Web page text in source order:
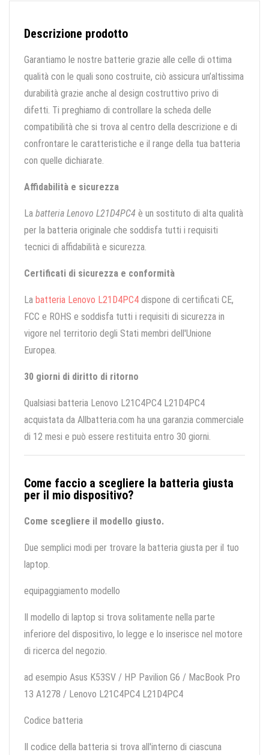
Descrizione prodotto
Garantiamo le nostre batterie grazie alle celle di ottima
qualità con le quali sono costruite, ciò assicura un’altissima
durabilità grazie anche al design costruttivo privo di
difetti. Ti preghiamo di controllare la scheda delle
compatibilità che si trova al centro della descrizione e di
confrontare le caratteristiche e il range della tua batteria
con quelle dichiarate.
Affidabilità e sicurezza
La batteria Lenovo L21D4PC4 è un sostituto di alta qualità
per la batteria originale che soddisfa tutti i requisiti
tecnici di affidabilità e sicurezza.
Certificati di sicurezza e conformità
La batteria Lenovo L21D4PC4 dispone di certificati CE,
FCC e ROHS e soddisfa tutti i requisiti di sicurezza in
vigore nel territorio degli Stati membri dell'Unione
Europea.
30 giorni di diritto di ritorno
Qualsiasi batteria Lenovo L21C4PC4 L21D4PC4
acquistata da Allbatteria.com ha una garanzia commerciale
di 12 mesi e può essere restituita entro 30 giorni.
Come faccio a scegliere la batteria giusta
per il mio dispositivo?
Come scegliere il modello giusto.
Due semplici modi per trovare la batteria giusta per il tuo
laptop.
equipaggiamento modello
Il modello di laptop si trova solitamente nella parte
inferiore del dispositivo, lo legge e lo inserisce nel motore
di ricerca del negozio.
ad esempio Asus K53SV / HP Pavilion G6 / MacBook Pro
13 A1278 / Lenovo L21C4PC4 L21D4PC4
Codice batteria
Il codice della batteria si trova all'interno di ciascuna